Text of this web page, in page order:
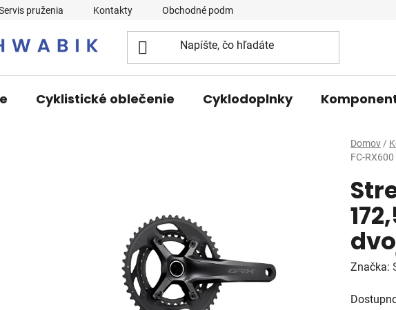
pruženia Kontakty Obchodné podmienky
Cyklistické oblečenie Cyklodoplnky
Domov /
FC-
Značka: